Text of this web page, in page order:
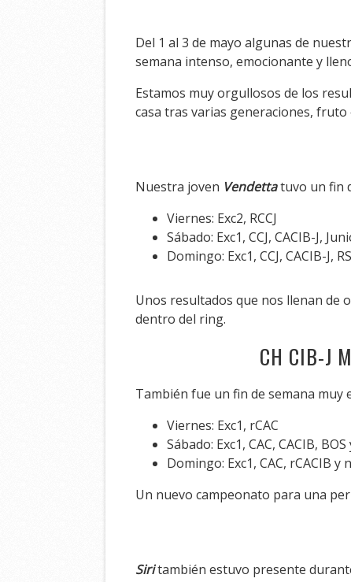
Del 1 al 3 de mayo algunas de
semana intenso, emocionante y
Estamos muy orgullosos de los
casa tras varias generaciones,
Nuestra joven Vendettatuvo un fin
Viernes: Exc2, RCCJ
Sábado: Exc1, CCJ, CACIB-J,
Domingo: Exc1, CCJ, CACIB-
Unos resultados que nos llenan de
dentro del ring.
CH CIB-J
También fue un fin de semana muy
Viernes: Exc1, rCAC
Sábado: Exc1, CAC, CACIB,
Domingo: Exc1, CAC, rCACIB y
Un nuevo campeonato para una
Siritambién estuvo presente